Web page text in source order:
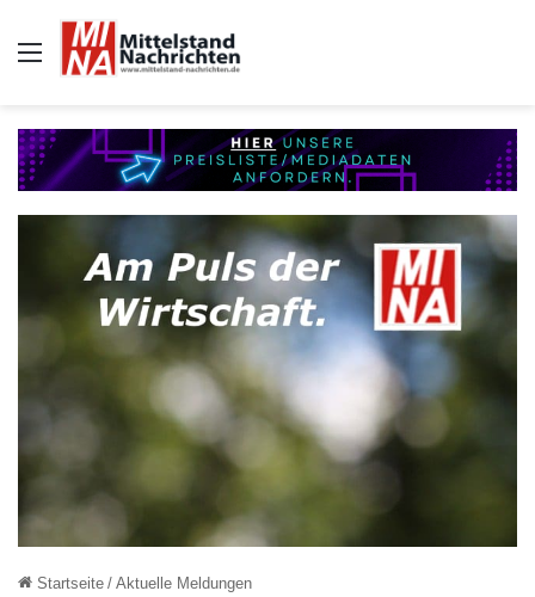
Auswahl
Startseite / Aktuelle Meldungen